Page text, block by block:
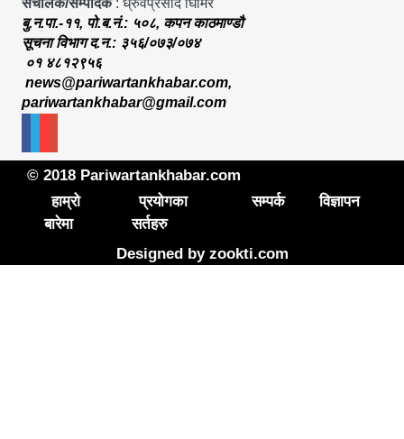
संचालक/सम्पादक: ध्रुवप्रसाद घिमिरे
बु.न.पा.-११, पो.ब.नं.: ५०८, कपन काठमाण्डौ
सूचना विभाग द.न.: ३५६/०७३/०७४
०१ ४८१२९५६
news@pariwartankhabar.com,
pariwartankhabar@gmail.com
© 2018 Pariwartankhabar.com
हाम्रो
बारेमा
प्रयोगका
सर्तहरु
सम्पर्क विज्ञापन
Designed by zookti.com